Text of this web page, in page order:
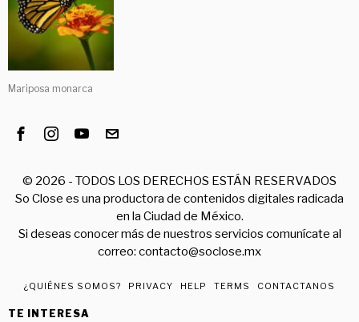
Mariposa monarca
© 2026 - TODOS LOS DERECHOS ESTÁN RESERVADOS
So Close es una productora de contenidos digitales radicada
en la Ciudad de México.
Si deseas conocer más de nuestros servicios comunícate al
correo: contacto@soclose.mx
¿QUIÉNES SOMOS? PRIVACY HELP TERMS CONTACTANOS
TE INTERESA